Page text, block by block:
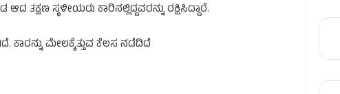
ತಕ್ಷಣ ಸ್ಥಳೀಯರು ಕಾರಿನಲ್ಲಿದ್ದವರನ್ನು ರಕ್ಷಿಸಿದ್ದಾರೆ.
ಕಾರನ್ನು ಮೇಲಕ್ಕೆತ್ತುವ ಕೆಲಸ ನಡೆದಿದೆ